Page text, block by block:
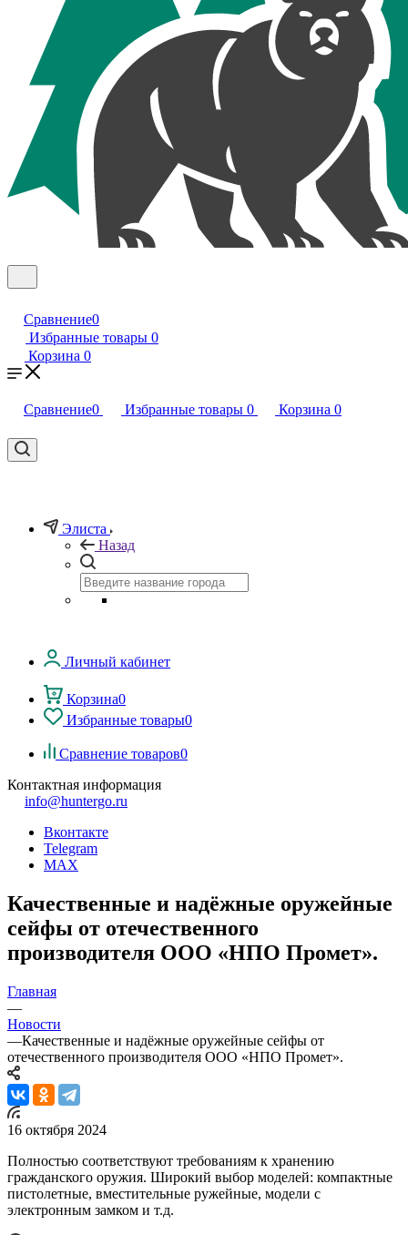
Сравнение0
Избранные товары 0
Корзина 0
Сравнение0 Избранные товары 0 Корзина 0
Элиста
Назад
Личный кабинет
Корзина0
Избранные товары0
Сравнение товаров0
Контактная информация
info@huntergo.ru
Вконтакте
Telegram
MAX
Качественные и надёжные оружейные
сейфы от отечественного
производителя ООО «НПО Промет».
Главная
—
Новости
—Качественные и надёжные оружейные сейфы от
отечественного производителя ООО «НПО Промет».
16 октября 2024
Полностью соответствуют требованиям к хранению
гражданского оружия. Широкий выбор моделей: компактные
пистолетные, вместительные ружейные, модели с
электронным замком и т.д.